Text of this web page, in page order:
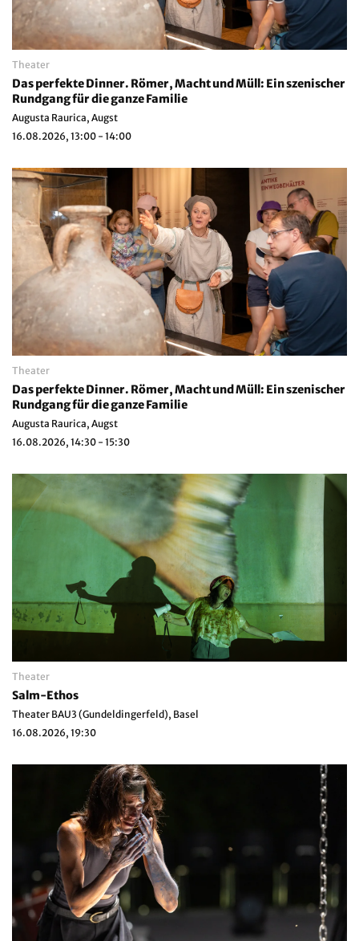
Theater
Das perfekte Dinner. Römer, Macht und Müll: Ein szenischer
Rundgang für die ganze Familie
Augusta Raurica, Augst
16.08.2026, 13:00 - 14:00
Theater
Das perfekte Dinner. Römer, Macht und Müll: Ein szenischer
Rundgang für die ganze Familie
Augusta Raurica, Augst
16.08.2026, 14:30 - 15:30
Theater
Salm-Ethos
Theater BAU3 (Gundeldingerfeld), Basel
16.08.2026, 19:30